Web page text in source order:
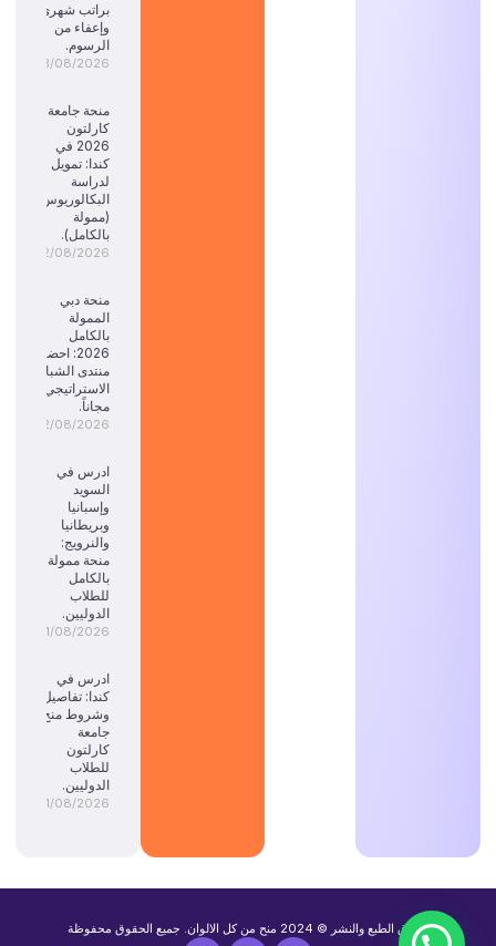
براتب شهري
وإعفاء من
الرسوم.
03/08/2026
منحة جامعة
كارلتون
2026 في
كندا: تمويل
لدراسة
البكالوريوس
(ممولة
بالكامل).
02/08/2026
منحة دبي
الممولة
بالكامل
2026: احضر
منتدى الشباب
الاستراتيجي
مجاناً.
02/08/2026
ادرس في
السويد
وإسبانيا
وبريطانيا
والنرويج:
منحة ممولة
بالكامل
للطلاب
الدوليين.
01/08/2026
ادرس في
كندا: تفاصيل
وشروط منح
جامعة
كارلتون
للطلاب
الدوليين.
01/08/2026
حقوق الطبع والنشر © 2024 منح من كل الالوان. جميع الحقوق محفوظة